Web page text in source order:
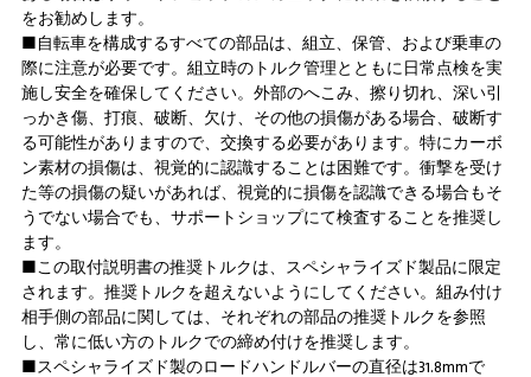
をお勧めします。
■自転車を構成するすべての部品は、組立、保管、および乗車の
際に注意が必要です。組立時のトルク管理とともに日常点検を実
施し安全を確保してください。外部のへこみ、擦り切れ、深い引
っかき傷、打痕、破断、欠け、その他の損傷がある場合、破断す
る可能性がありますので、交換する必要があります。特にカーボ
ン素材の損傷は、視覚的に認識することは困難です。衝撃を受け
た等の損傷の疑いがあれば、視覚的に損傷を認識できる場合もそ
うでない場合でも、サポートショップにて検査することを推奨し
ます。
■この取付説明書の推奨トルクは、スペシャライズド製品に限定
されます。推奨トルクを超えないようにしてください。組み付け
相手側の部品に関しては、それぞれの部品の推奨トルクを参照
し、常に低い方のトルクでの締め付けを推奨します。
■スペシャライズド製のロードハンドルバーの直径は31.8mmで